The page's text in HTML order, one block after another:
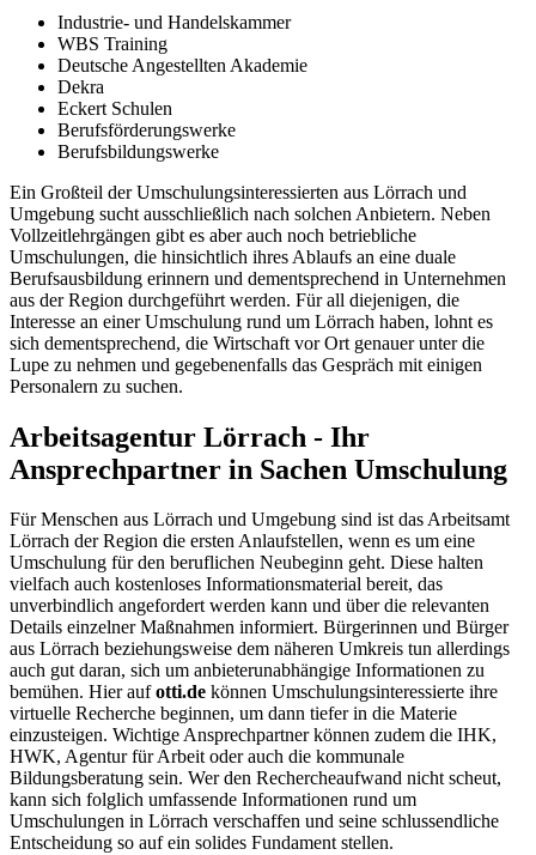
Industrie- und Handelskammer
WBS Training
Deutsche Angestellten Akademie
Dekra
Eckert Schulen
Berufsförderungswerke
Berufsbildungswerke
Ein Großteil der Umschulungsinteressierten aus Lörrach und
Umgebung sucht ausschließlich nach solchen Anbietern. Neben
Vollzeitlehrgängen gibt es aber auch noch betriebliche
Umschulungen, die hinsichtlich ihres Ablaufs an eine duale
Berufsausbildung erinnern und dementsprechend in Unternehmen
aus der Region durchgeführt werden. Für all diejenigen, die
Interesse an einer Umschulung rund um Lörrach haben, lohnt es
sich dementsprechend, die Wirtschaft vor Ort genauer unter die
Lupe zu nehmen und gegebenenfalls das Gespräch mit einigen
Personalern zu suchen.
Arbeitsagentur Lörrach - Ihr
Ansprechpartner in Sachen Umschulung
Für Menschen aus Lörrach und Umgebung sind ist das Arbeitsamt
Lörrach der Region die ersten Anlaufstellen, wenn es um eine
Umschulung für den beruflichen Neubeginn geht. Diese halten
vielfach auch kostenloses Informationsmaterial bereit, das
unverbindlich angefordert werden kann und über die relevanten
Details einzelner Maßnahmen informiert. Bürgerinnen und Bürger
aus Lörrach beziehungsweise dem näheren Umkreis tun allerdings
auch gut daran, sich um anbieterunabhängige Informationen zu
bemühen. Hier aufotti.de können Umschulungsinteressierte ihre
virtuelle Recherche beginnen, um dann tiefer in die Materie
einzusteigen. Wichtige Ansprechpartner können zudem die IHK,
HWK, Agentur für Arbeit oder auch die kommunale
Bildungsberatung sein. Wer den Rechercheaufwand nicht scheut,
kann sich folglich umfassende Informationen rund um
Umschulungen in Lörrach verschaffen und seine schlussendliche
Entscheidung so auf ein solides Fundament stellen.